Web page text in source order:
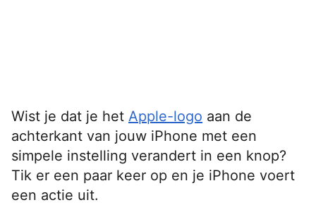
Wist je dat je het Apple-logo aan de
achterkant van jouw iPhone met een
simpele instelling verandert in een knop?
Tik er een paar keer op en je iPhone voert
een actie uit.